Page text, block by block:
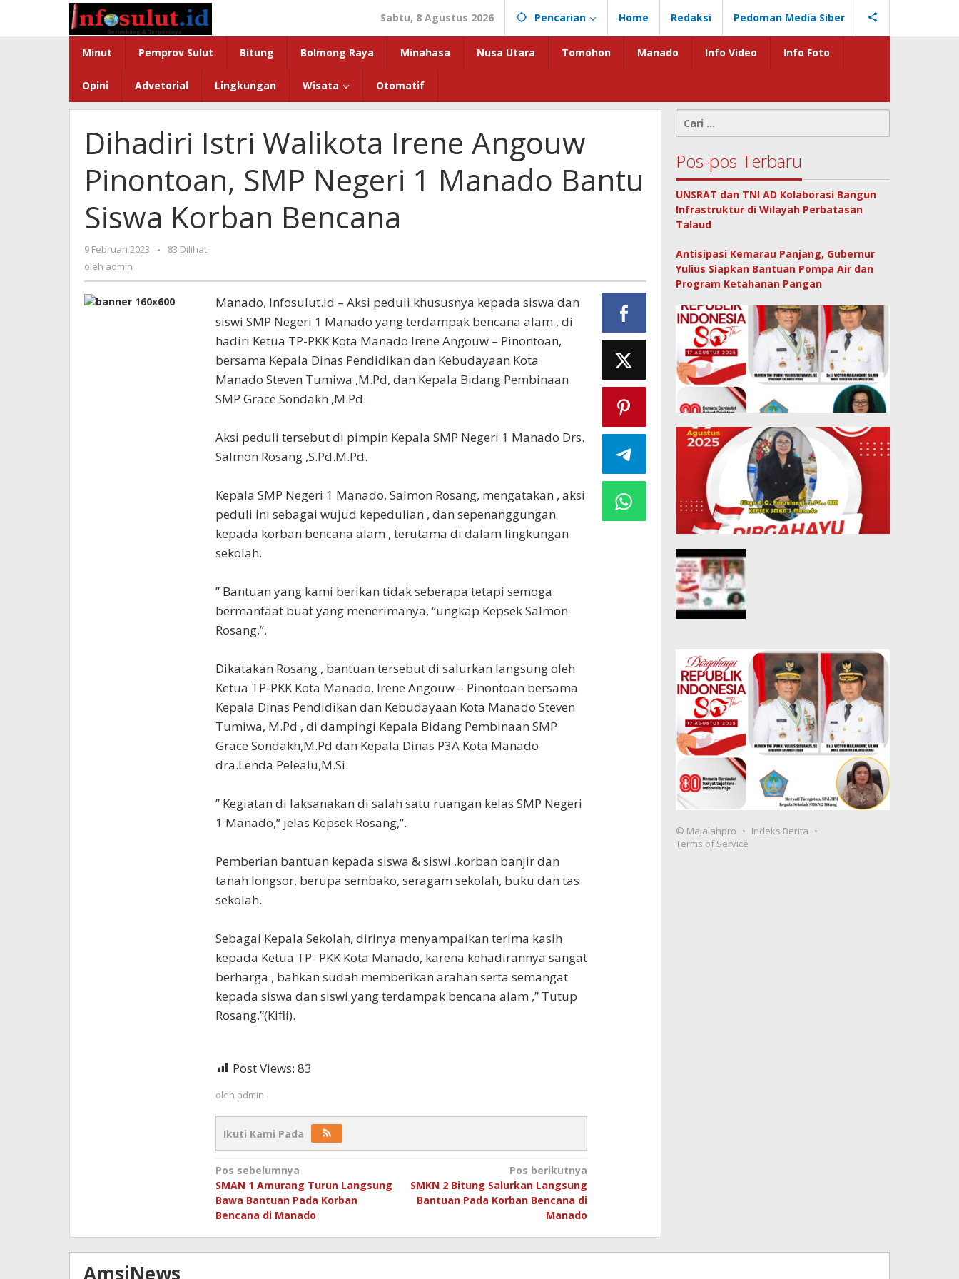
konten
Sabtu, 8 Agustus 2026 Pencarian Home Redaksi Pedoman Media Siber
Minut Pemprov Sulut Bitung Bolmong Raya Minahasa Nusa Utara Tomohon Manado Info Video Info Foto
Opini Advetorial Lingkungan Wisata Otomatif
Dihadiri Istri Walikota Irene Angouw
Pinontoan, SMP Negeri 1 Manado Bantu
Siswa Korban Bencana
9 Februari 2023
oleh
-
83 Dilihat
oleh admin
Manado, Infosulut.id – Aksi peduli khususnya kepada siswa dan
siswi SMP Negeri 1 Manado yang terdampak bencana alam , di
hadiri Ketua TP-PKK Kota Manado Irene Angouw – Pinontoan,
bersama Kepala Dinas Pendidikan dan Kebudayaan Kota
Manado Steven Tumiwa ,M.Pd, dan Kepala Bidang Pembinaan
SMP Grace Sondakh ,M.Pd.
Aksi peduli tersebut di pimpin Kepala SMP Negeri 1 Manado Drs.
Salmon Rosang ,S.Pd.M.Pd.
Kepala SMP Negeri 1 Manado, Salmon Rosang, mengatakan , aksi
peduli ini sebagai wujud kepedulian , dan sepenanggungan
kepada korban bencana alam , terutama di dalam lingkungan
sekolah.
” Bantuan yang kami berikan tidak seberapa tetapi semoga
bermanfaat buat yang menerimanya, “ungkap Kepsek Salmon
Rosang,”.
Dikatakan Rosang , bantuan tersebut di salurkan langsung oleh
Ketua TP-PKK Kota Manado, Irene Angouw – Pinontoan bersama
Kepala Dinas Pendidikan dan Kebudayaan Kota Manado Steven
Tumiwa, M.Pd , di dampingi Kepala Bidang Pembinaan SMP
Grace Sondakh,M.Pd dan Kepala Dinas P3A Kota Manado
dra.Lenda Pelealu,M.Si.
” Kegiatan di laksanakan di salah satu ruangan kelas SMP Negeri
1 Manado,” jelas Kepsek Rosang,”.
Pemberian bantuan kepada siswa & siswi ,korban banjir dan
tanah longsor, berupa sembako, seragam sekolah, buku dan tas
sekolah.
Sebagai Kepala Sekolah, dirinya menyampaikan terima kasih
kepada Ketua TP- PKK Kota Manado, karena kehadirannya sangat
berharga , bahkan sudah memberikan arahan serta semangat
kepada siswa dan siswi yang terdampak bencana alam ,” Tutup
Rosang,”(Kifli).
Post Views: 83
oleh admin
Ikuti Kami Pada
Navigasi
pos
Pos sebelumnya
SMAN 1 Amurang Turun Langsung
Bawa Bantuan Pada Korban
Bencana di Manado
Pos berikutnya
SMKN 2 Bitung Salurkan Langsung
Bantuan Pada Korban Bencana di
Manado
untuk:
Pos-pos Terbaru
UNSRAT dan TNI AD Kolaborasi Bangun
Infrastruktur di Wilayah Perbatasan
Talaud
Antisipasi Kemarau Panjang, Gubernur
Yulius Siapkan Bantuan Pompa Air dan
Program Ketahanan Pangan
© Majalahpro
Indeks Berita
Terms of Service
AmsiNews